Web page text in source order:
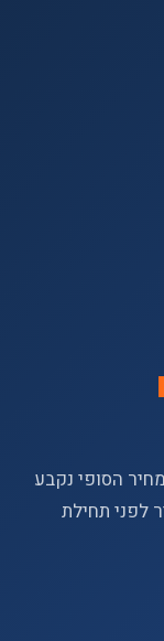
הסופי נקבע
לפני תחילת